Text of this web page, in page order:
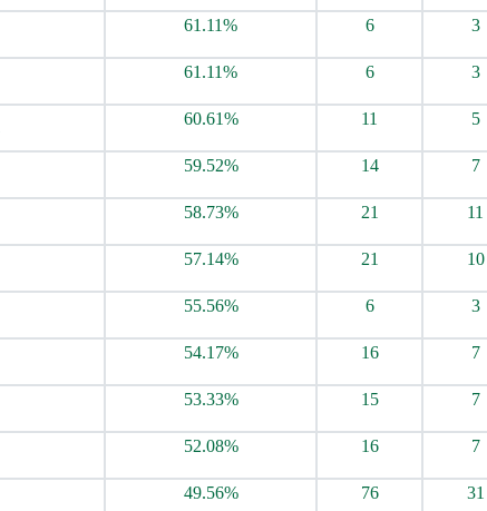
61.11% 6 3
61.11% 6 3
60.61% 11 5
59.52% 14 7
58.73% 21 11
57.14% 21 10
55.56% 6 3
54.17% 16 7
53.33% 15 7
52.08% 16 7
49.56% 76 31